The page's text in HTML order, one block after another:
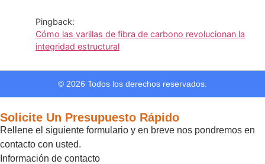
Pingback:
Cómo las varillas de fibra de carbono revolucionan la
integridad estructural
© 2026 Todos los derechos reservados.
Solicite Un Presupuesto Rápido
Rellene el siguiente formulario y en breve nos pondremos en
contacto con usted.
Información de contacto